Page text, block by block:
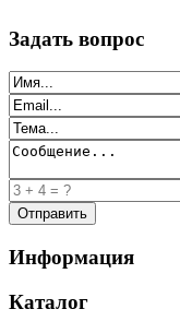
Задать вопрос
Информация
Каталог